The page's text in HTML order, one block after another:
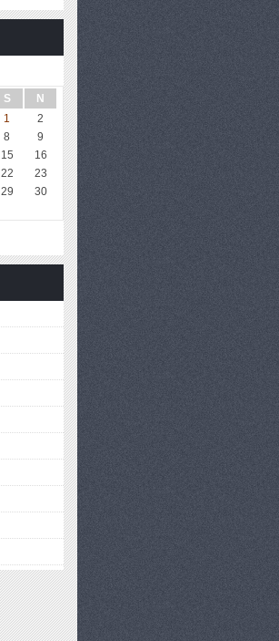
S
N
1
2
8
9
15
16
22
23
29
30